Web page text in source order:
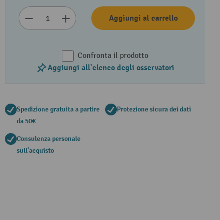
Aggiungi al carrello
Confronta il prodotto
Aggiungi all'elenco degli osservatori
Spedizione gratuita a partire
da 50€
Protezione sicura dei dati
Consulenza personale
sull'acquisto